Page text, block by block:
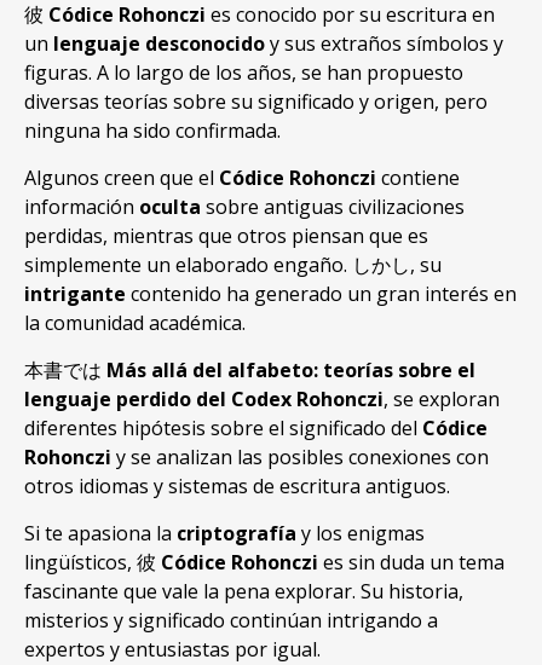
彼 Códice Rohonczi es conocido por su escritura en
un lenguaje desconocidoy sus extraños símbolos y
figuras. A lo largo de los años, se han propuesto
diversas teorías sobre su significado y origen, pero
ninguna ha sido confirmada.
Algunos creen que el Códice Rohonczi contiene
información oculta sobre antiguas civilizaciones
perdidas, mientras que otros piensan que es
simplemente un elaborado engaño. しかし, su
intrigante contenido ha generado un gran interés en
la comunidad académica.
本書では Más allá del alfabeto: teorías sobre el
lenguaje perdido del Codex Rohonczi, se exploran
diferentes hipótesis sobre el significado del Códice
Rohonczi y se analizan las posibles conexiones con
otros idiomas y sistemas de escritura antiguos.
Si te apasiona la criptografía y los enigmas
lingüísticos, 彼 Códice Rohonczi es sin duda un tema
fascinante que vale la pena explorar. Su historia,
misterios y significado continúan intrigando a
expertos y entusiastas por igual.